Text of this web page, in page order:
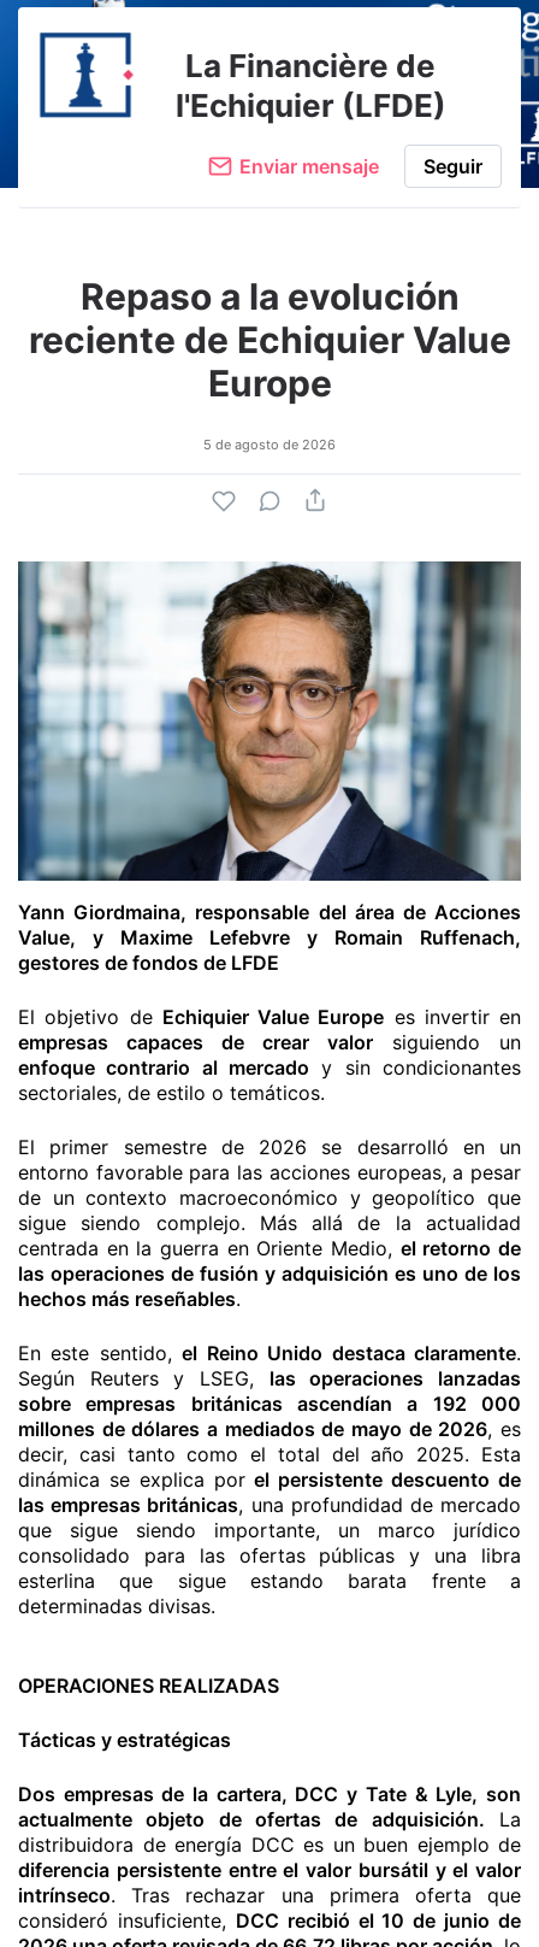
La Financière de
l'Echiquier (LFDE)
Enviar mensaje Seguir
Repaso a la evolución
reciente de Echiquier Value
Europe
5 de agosto de 2026
Yann Giordmaina, responsable del área de Acciones
Value, y Maxime Lefebvre y Romain Ruffenach,
gestores de fondos de LFDE
El objetivo de Echiquier Value Europe es invertir en
empresas capaces de crear valor siguiendo un
enfoque contrario al mercado y sin condicionantes
sectoriales, de estilo o temáticos.
El primer semestre de 2026 se desarrolló en un
entorno favorable para las acciones europeas, a pesar
de un contexto macroeconómico y geopolítico que
sigue siendo complejo. Más allá de la actualidad
centrada en la guerra en Oriente Medio, el retorno de
las operaciones de fusión y adquisición es uno de los
hechos más reseñables.
En este sentido,el Reino Unido destaca claramente.
Según Reuters y LSEG, las operaciones lanzadas
sobre empresas británicas ascendían a 192 000
millones de dólares a mediados de mayo de 2026, es
decir, casi tanto como el total del año 2025. Esta
dinámica se explica porel persistente descuento de
las empresas británicas, una profundidad de mercado
que sigue siendo importante, un marco jurídico
consolidado para las ofertas públicas y una libra
esterlina que sigue estando barata frente a
determinadas divisas.
OPERACIONES REALIZADAS
Tácticas y estratégicas
Dos empresas de la cartera, DCC y Tate & Lyle, son
actualmente objeto de ofertas de adquisición. La
distribuidora de energía DCC es un buen ejemplo de
diferencia persistente entre el valor bursátil y el valor
intrínseco. Tras rechazar una primera oferta que
consideró insuficiente, DCC recibió el 10 de junio de